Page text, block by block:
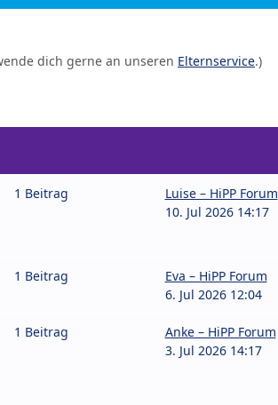
dich gerne an unseren Elternservice.)
1 Beitrag
Luise – HiPP Forum
10. Jul 2026 14:17
1 Beitrag
Eva – HiPP Forum
6. Jul 2026 12:04
1 Beitrag
Anke – HiPP Forum
3. Jul 2026 14:17